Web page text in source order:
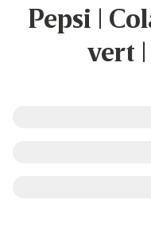
Pepsi |
vert |